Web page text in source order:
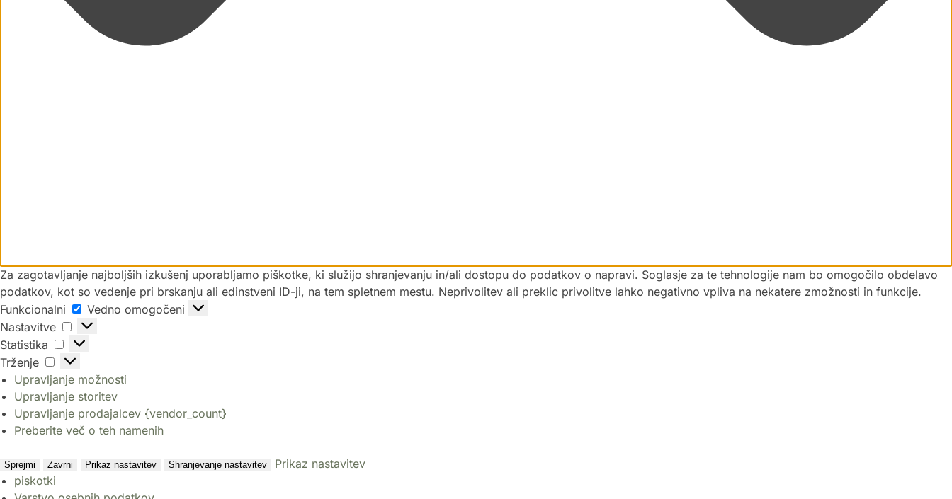
Za zagotavljanje najboljših izkušenj uporabljamo piškotke, ki služijo shranjevanju in/ali dostopu do podatkov o napravi. Soglasje za te tehnologije nam bo omogočilo obdelavo
podatkov, kot so vedenje pri brskanju ali edinstveni ID-ji, na tem spletnem mestu. Neprivolitev ali preklic privolitve lahko negativno vpliva na nekatere zmožnosti in funkcije.
Funkcionalni
Vedno omogočeni
Nastavitve
Statistika
Trženje
Upravljanje možnosti
Upravljanje storitev
Upravljanje prodajalcev {vendor_count}
Preberite več o teh namenih
Sprejmi Zavrni Prikaz nastavitev Shranjevanje nastavitev
Prikaz nastavitev
piskotki